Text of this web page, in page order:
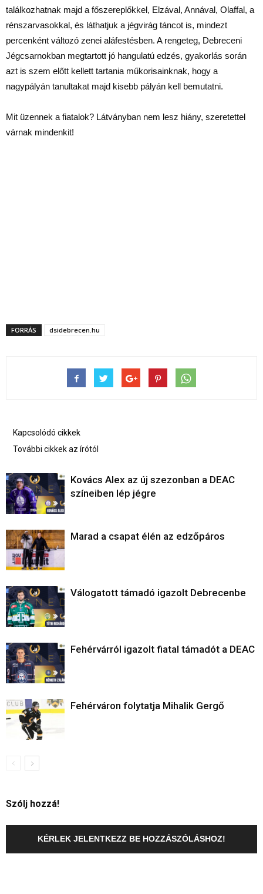
találkozhatnak majd a főszereplőkkel, Elzával, Annával, Olaffal, a
rénszarvasokkal, és láthatjuk a jégvirág táncot is, mindezt
percenként változó zenei aláfestésben. A rengeteg, Debreceni
Jégcsarnokban megtartott jó hangulatú edzés, gyakorlás során
azt is szem előtt kellett tartania műkorisainknak, hogy a
nagypályán tanultakat majd kisebb pályán kell bemutatni.
Mit üzennek a fiatalok? Látványban nem lesz hiány, szeretettel
várnak mindenkit!
FORRÁS dsidebrecen.hu
Kapcsolódó cikkek
További cikkek az írótól
Kovács Alex az új szezonban a DEAC
színeiben lép jégre
Marad a csapat élén az edzőpáros
Válogatott támadó igazolt Debrecenbe
Fehérvárról igazolt fiatal támadót a DEAC
Fehérváron folytatja Mihalik Gergő
Szólj hozzá!
KÉRLEK JELENTKEZZ BE HOZZÁSZÓLÁSHOZ!